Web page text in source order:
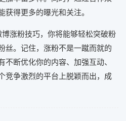
获得更多的曝光和关注。
涨粉技巧，你将能够轻松突破粉
丝。记住，涨粉不是一蹴而就的
断优化你的内容、加强互动、
竞争激烈的平台上脱颖而出，成